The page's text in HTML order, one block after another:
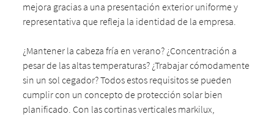
mejora gracias a una presentación exterior uniforme y
representativa que refleja la identidad de la empresa.
¿Mantener la cabeza fría en verano? ¿Concentración a
pesar de las altas temperaturas? ¿Trabajar cómodamente
sin un sol cegador? Todos estos requisitos se pueden
cumplir con un concepto de protección solar bien
planificado. Con las cortinas verticales markilux,